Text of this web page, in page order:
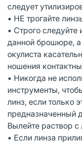
следует
• НЕ трогайте
• Строго
данной брошюре,
окулиста
ношения
• Никогда не
инструменты,
линз, если только
предназначенный
Вылейте раствор с
• Если линза